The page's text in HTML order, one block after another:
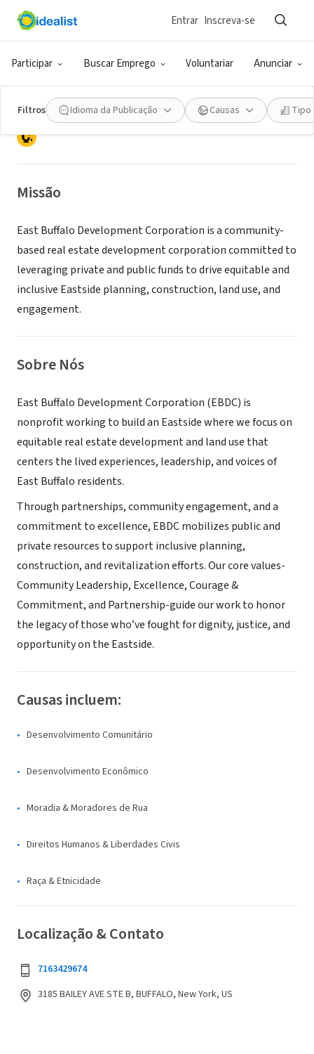
Participar Buscar Emprego Voluntariar Anunciar
Entrar Inscreva-se
Filtros Idioma da Publicação Causas Tipo
ONG (SETOR SOCIAL)
EAST BUFFALO DEVELOPMENT
CORPORATION
BUFFALO, NY|eastbuffalodevelopment.org/
Missão
East Buffalo Development Corporation is a community-
based real estate development corporation committed to
leveraging private and public funds to drive equitable and
inclusive Eastside planning, construction, land use, and
engagement.
Sobre Nós
East Buffalo Development Corporation (EBDC) is
nonprofit working to build an Eastside where we focus on
equitable real estate development and land use that
centers the lived experiences, leadership, and voices of
East Buffalo residents.
Through partnerships, community engagement, and a
commitment to excellence, EBDC mobilizes public and
private resources to support inclusive planning,
construction, and revitalization efforts. Our core values-
Community Leadership, Excellence, Courage &
Commitment, and Partnership-guide our work to honor
the legacy of those who’ve fought for dignity, justice, and
opportunity on the Eastside.
Causas incluem:
Desenvolvimento Comunitário
Desenvolvimento Econômico
Moradia & Moradores de Rua
Direitos Humanos & Liberdades Civis
Raça & Etnicidade
Localização & Contato
7163429674
3185 BAILEY AVE STE B, BUFFALO, New York, US